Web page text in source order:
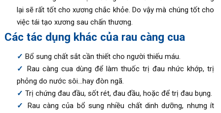
lại sẽ rất tốt cho xương chắc khỏe. Do vậy mà chúng tốt cho
việc tái tạo xương sau chấn thương.
Các tác dụng khác của rau càng cua
Bổ sung chất sắt cần thiết cho người thiếu máu.
Rau càng cua dùng để làm thuốc trị đau nhức khớp, trị
phỏng do nước sôi…hay đòn ngã.
Trị chứng đau đầu, sốt rét, đau đầu, hoặc để trị đau bụng.
Rau càng của bổ sung nhiều chất dinh dưỡng, nhưng ít